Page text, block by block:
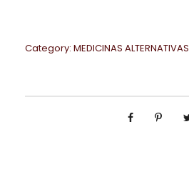
Category: MEDICINAS ALTERNATIVAS